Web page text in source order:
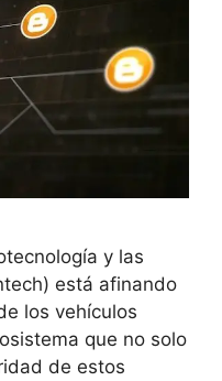
y las
está afinando
los vehículos
que no solo
de estos